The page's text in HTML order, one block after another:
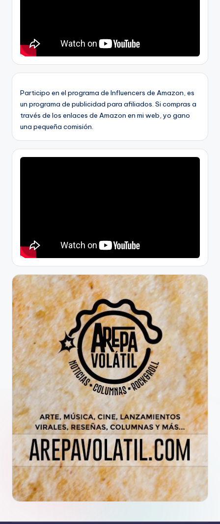
Participo en el programa de Influencers de Amazon, es
un programa de publicidad para afiliados. Si compras a
través de los enlaces de Amazon en mi web, yo gano
una pequeña comisión.